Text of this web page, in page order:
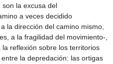
la excusa del
a veces decidido
la dirección del camino mismo,
a la fragilidad del movimiento-,
reflexión sobre los territorios
la depredación: las ortigas